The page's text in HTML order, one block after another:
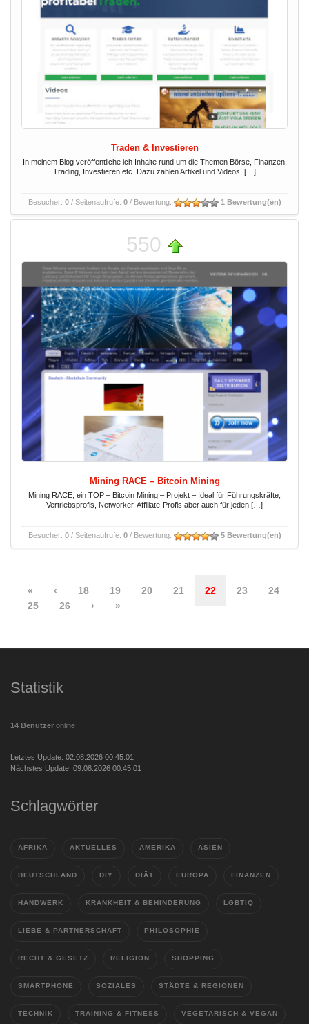
Traden & Investieren
In meinem Blog veröffentliche ich Inhalte rund um die Themen Börse, Finanzen,
Trading, Investieren etc. Dazu zählen Artikel und Videos, […]
Besucher: 0/ Seitenaufrufe: 0/ Bewertung: 1 Bewertung(en)
550
Mining RACE – Bitcoin Mining
Mining RACE, ein TOP – Bitcoin Mining – Projekt – Ideal für Führungskräfte,
Vertriebsprofis, Networker, Affiliate-Profis aber auch für jeden […]
Besucher: 0/ Seitenaufrufe: 0/ Bewertung: 5 Bewertung(en)
« ‹ 18 19 20 21 22 23
24
25
26 › »
Statistik
14 Benutzer online
Letztes Update: 02.08.2026 00:45:01
Nächstes Update: 09.08.2026 00:45:01
Schlagwörter
AFRIKA AKTUELLES AMERIKA ASIEN
DEUTSCHLAND DIY DIÄT EUROPA FINANZEN
HANDWERK KRANKHEIT & BEHINDERUNG LGBTIQ
LIEBE & PARTNERSCHAFT PHILOSOPHIE
RECHT & GESETZ RELIGION SHOPPING
SMARTPHONE SOZIALES STÄDTE & REGIONEN
TECHNIK TRAINING & FITNESS VEGETARISCH & VEGAN